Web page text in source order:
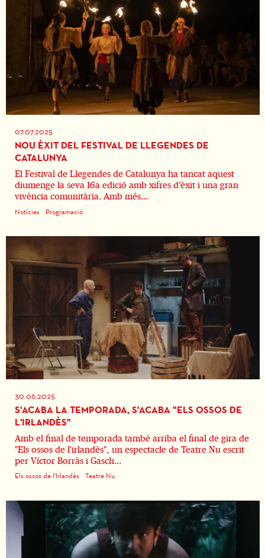
07.07.2025
NOU ÈXIT DEL FESTIVAL DE LLEGENDES DE
CATALUNYA
El Festival de Llegendes de Catalunya ha tancat aquest
diumenge la seva 16a edició amb xifres d’èxit i una gran
vivència comunitària. Amb més...
Notícies Programació
30.06.2025
S'ACABA LA TEMPORADA, S'ACABA "ELS OSSOS DE
L'IRLANDÈS"
Amb el final de temporada també arriba el final de gira de
"Els ossos de l'irlandès", un espectacle de Teatre Nu escrit
per Víctor Borràs i Gasch...
Els ossos de l'Irlandès Teatre Nu